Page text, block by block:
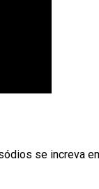
se increva